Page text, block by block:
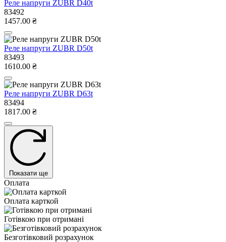
Реле напруги ZUBR D40t
83492
1457.00 ₴
Реле напруги ZUBR D50t
83493
1610.00 ₴
Реле напруги ZUBR D63t
83494
1817.00 ₴
Показати ще
Оплата
Оплата карткой
Готівкою при отримані
Безготівковий розрахунок